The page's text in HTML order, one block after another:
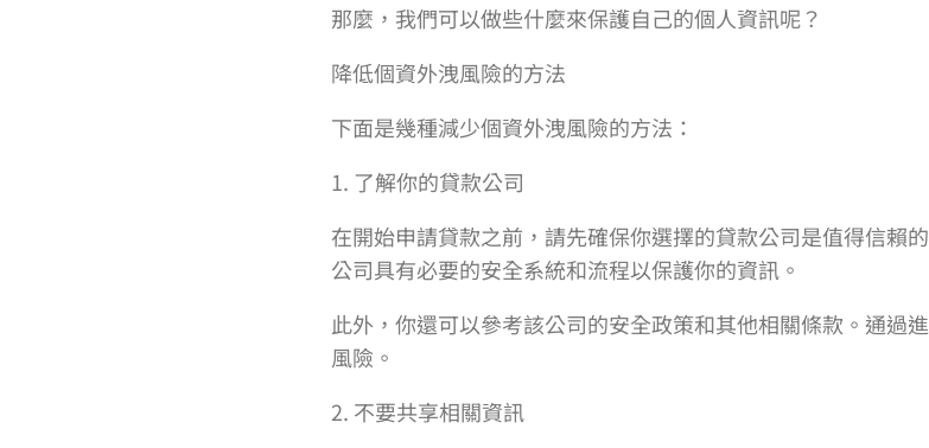
那麼，我們可以做些什麼來保護自己的個人資訊呢？
降低個資外洩風險的方法
下面是幾種減少個資外洩風險的方法：
1. 了解你的貸款公司
在開始申請貸款之前，請先確保你選擇的貸款公司是值得信賴
公司具有必要的安全系統和流程以保護你的資訊。
此外，你還可以參考該公司的安全政策和其他相關條款。通過
風險。
2. 不要共享相關資訊